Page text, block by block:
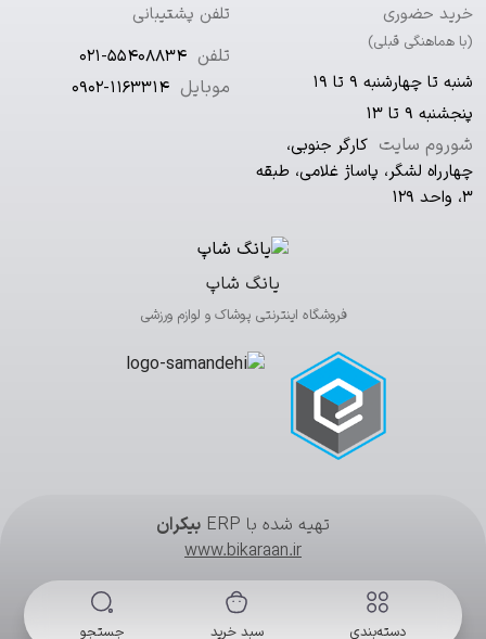
دسته‌بندی سبد خرید جستجو
خرید حضوری
(با هماهنگی قبلی)
شنبه تا چهارشنبه ۹ تا ۱۹
پنجشنبه ۹ تا ۱۳
شوروم سایت کارگر جنوبی،
چهارراه لشگر، پاساژ غلامی، طبقه
۳، واحد ۱۲۹
تلفن پشتیبانی
تلفن 021-55408834
موبایل 0902-1163314
یانگ شاپ
فروشگاه اینترنتی پوشاک و لوازم ورزشی
تهیه شده با ERP
بیکران
www.bikaraan.ir